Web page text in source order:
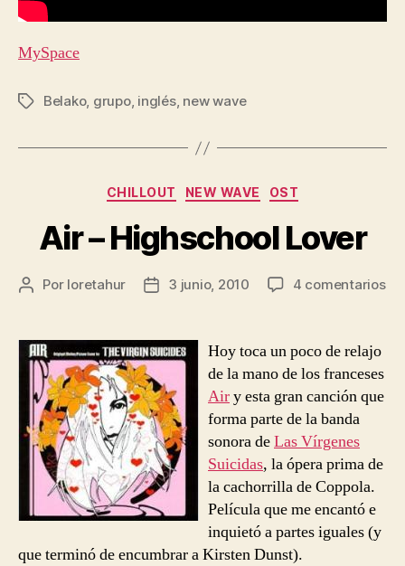
MySpace
Etiquetas
Belako, grupo, inglés, new wave
Categorías
CHILLOUT NEW WAVE OST
Air – Highschool Lover
Autor
entrada
Por loretahur
Fecha
entrada
3 junio, 2010 4 comentariosen
Hoy toca un poco de relajo
de la mano de los franceses
Airy esta gran canción que
forma parte de la banda
sonora deLas Vírgenes
Suicidas, la ópera prima de
la cachorrilla de Coppola.
Película que me encantó e
inquietó a partes iguales (y
que terminó de encumbrar a Kirsten Dunst).